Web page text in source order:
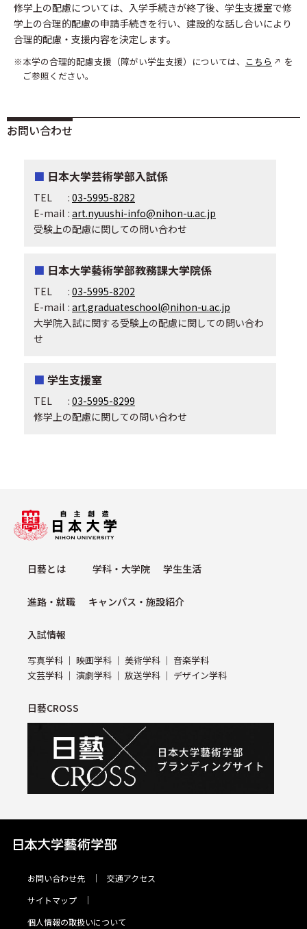
修学上の配慮については、入学手続きが終了後、学生支援室で修
学上の合理的配慮の申請手続きを行い、建設的な話し合いにより
合理的配慮・支援内容を決定します。
本学の合理的配慮支援（障がい学生支援）については、 こちら
を
ご参照ください。
お問い合わせ
日本大学芸術学部入試係
TEL
E-mail
: 03-5995-8282
: art.nyuushi-info@nihon-u.ac.jp
受験上の配慮に関しての問い合わせ
日本大学藝術学部教務課大学院係
TEL
E-mail
: 03-5995-8202
: art.graduateschool@nihon-u.ac.jp
大学院入試に関する受験上の配慮に関しての問い合わ
せ
学生支援室
TEL : 03-5995-8299
修学上の配慮に関しての問い合わせ
⽇藝とは 学科・⼤学院 学⽣⽣活
進路・就職 キャンパス・施設紹介
⼊試情報
写真学科 映画学科 美術学科
⾳楽学科
⽂芸学科
演劇学科 放送学科 デザイン学科
日藝CROSS
お問い合わせ先
交通アクセス
サイトマップ
個⼈情報の取扱いについて